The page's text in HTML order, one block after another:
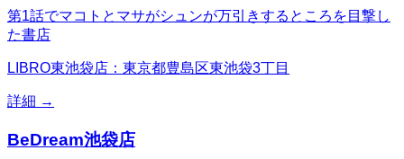
第1話でマコトとマサがシュンが万引きするところを目撃し
た書店
LIBRO東池袋店：東京都豊島区東池袋3丁目
詳細 →
BeDream池袋店